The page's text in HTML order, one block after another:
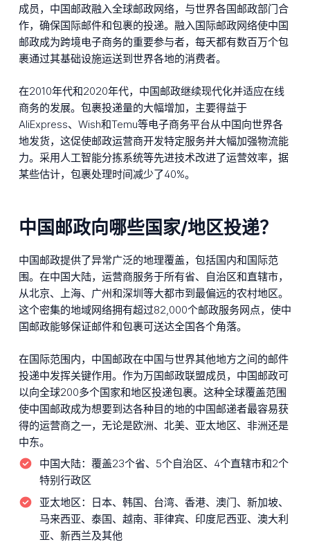
成员，中国邮政融入全球邮政网络，与世界各国邮政部门合
作，确保国际邮件和包裹的投递。融入国际邮政网络使中国
邮政成为跨境电子商务的重要参与者，每天都有数百万个包
裹通过其基础设施运送到世界各地的消费者。
在2010年代和2020年代，中国邮政继续现代化并适应在线
商务的发展。包裹投递量的大幅增加，主要得益于
AliExpress、Wish和Temu等电子商务平台从中国向世界各
地发货，这促使邮政运营商开发特定服务并大幅加强物流能
力。采用人工智能分拣系统等先进技术改进了运营效率，据
某些估计，包裹处理时间减少了40%。
中国邮政向哪些国家/地区投递？
中国邮政提供了异常广泛的地理覆盖，包括国内和国际范
围。在中国大陆，运营商服务于所有省、自治区和直辖市，
从北京、上海、广州和深圳等大都市到最偏远的农村地区。
这个密集的地域网络拥有超过82,000个邮政服务网点，使中
国邮政能够保证邮件和包裹可送达全国各个角落。
在国际范围内，中国邮政在中国与世界其他地方之间的邮件
投递中发挥关键作用。作为万国邮政联盟成员，中国邮政可
以向全球200多个国家和地区投递包裹。这种全球覆盖范围
使中国邮政成为想要到达各种目的地的中国邮递者最容易获
得的运营商之一，无论是欧洲、北美、亚太地区、非洲还是
中东。
中国大陆： 覆盖23个省、5个自治区、4个直辖市和2个
特别行政区
亚太地区：
日本、韩国、台湾、香港、澳门、新加坡、
马来西亚、泰国、越南、菲律宾、印度尼西亚、澳大利
亚、新西兰及其他